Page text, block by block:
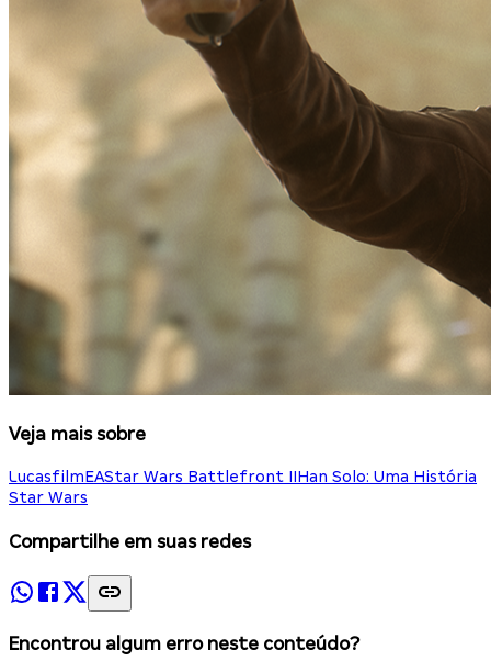
Veja mais sobre
LucasfilmEAStar Wars Battlefront IIHan Solo: Uma História
Star Wars
Compartilhe em suas redes
Encontrou algum erro neste conteúdo?